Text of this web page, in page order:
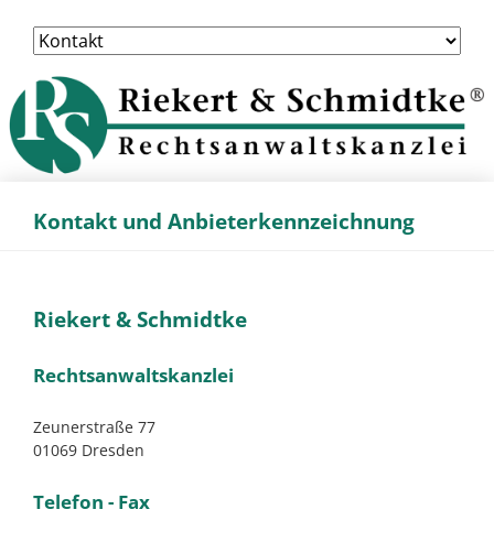
Navigation
überspringen
Kontakt und Anbieterkennzeichnung
Riekert & Schmidtke
Rechtsanwaltskanzlei
Zeunerstraße 77
01069 Dresden
Telefon - Fax